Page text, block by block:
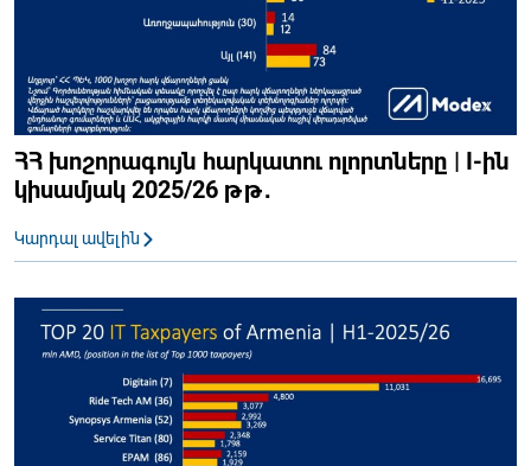
ՀՀ խոշորագույն հարկատու ոլորտները | I-ին
կիսամյակ 2025/26 թթ․
Կարդալ ավելին